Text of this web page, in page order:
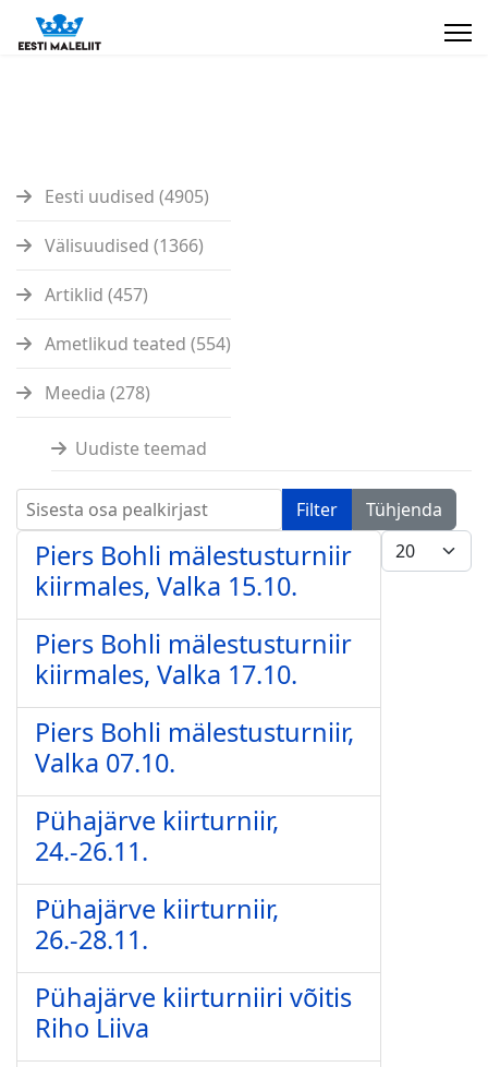
Eesti uudised (4905)
Välisuudised (1366)
Artiklid (457)
Ametlikud teated (554)
Meedia (278)
Uudiste teemad
Sisesta osa pealkirjast Filter
Tühjenda
Näita
Piers Bohli mälestusturniir
kiirmales, Valka 15.10.
Piers Bohli mälestusturniir
kiirmales, Valka 17.10.
Piers Bohli mälestusturniir,
Valka 07.10.
Pühajärve kiirturniir,
24.-26.11.
Pühajärve kiirturniir,
26.-28.11.
Pühajärve kiirturniiri võitis
Riho Liiva